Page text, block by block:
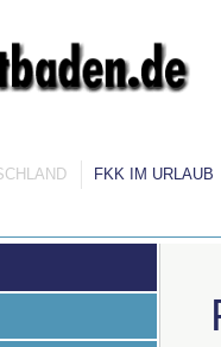
FKK IM URLAUB